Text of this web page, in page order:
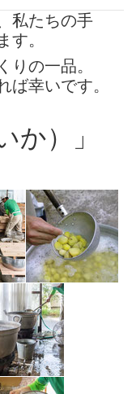
私たちの手
す。
りの一品。
ば幸いです。
か）」